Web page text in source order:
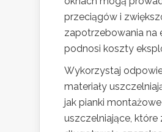
przeciągów i
zapotrzebowania na
podnosi koszty
Wykorzystaj
materiały
jak pianki
uszczelniające, które